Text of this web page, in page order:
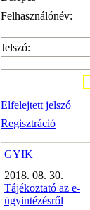
Felhasználónév:
Jelszó:
Elfelejtett jelszó
Regisztráció
GYIK
2018. 08. 30.
Tájékoztató az e-
ügyintézésről